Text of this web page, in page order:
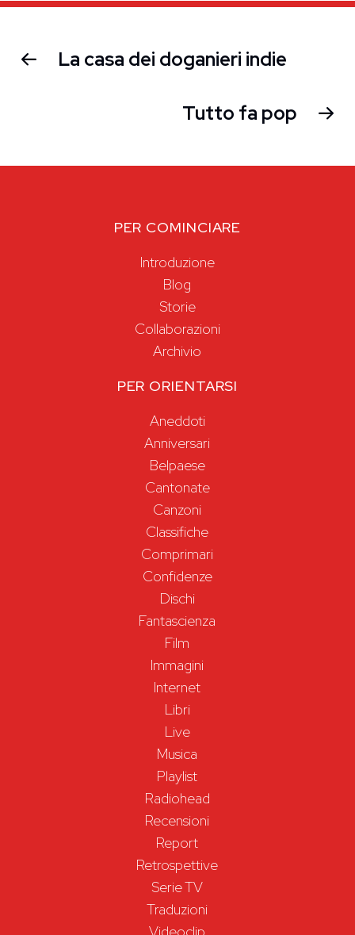
La casa dei doganieri indie
Tutto fa pop
PER COMINCIARE
Introduzione
Blog
Storie
Collaborazioni
Archivio
PER ORIENTARSI
Aneddoti
Anniversari
Belpaese
Cantonate
Canzoni
Classifiche
Comprimari
Confidenze
Dischi
Fantascienza
Film
Immagini
Internet
Libri
Live
Musica
Playlist
Radiohead
Recensioni
Report
Retrospettive
Serie TV
Traduzioni